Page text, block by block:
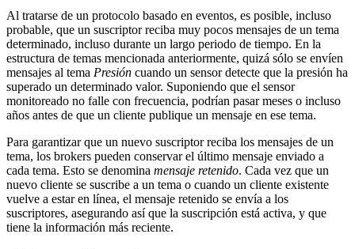
Al tratarse de un protocolo basado en eventos, es posible, incluso
probable, que un suscriptor reciba muy pocos mensajes de un tema
determinado, incluso durante un largo periodo de tiempo. En la
estructura de temas mencionada anteriormente, quizá sólo se envíen
mensajes al tema Presión cuando un sensor detecte que la presión ha
superado un determinado valor. Suponiendo que el sensor
monitoreado no falle con frecuencia, podrían pasar meses o incluso
años antes de que un cliente publique un mensaje en ese tema.
Para garantizar que un nuevo suscriptor reciba los mensajes de un
tema, los brokers pueden conservar el último mensaje enviado a
cada tema. Esto se denomina mensaje retenido. Cada vez que un
nuevo cliente se suscribe a un tema o cuando un cliente existente
vuelve a estar en línea, el mensaje retenido se envía a los
suscriptores, asegurando así que la suscripción está activa, y que
tiene la información más reciente.